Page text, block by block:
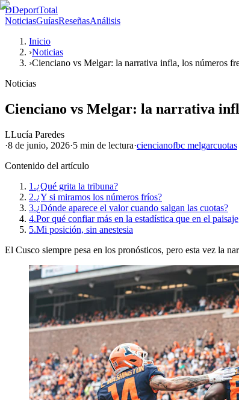
DDeportTotal
NoticiasGuíasReseñasAnálisis
Inicio
›Noticias
›Cienciano vs Melgar: la narrativa infla, los números
Noticias
Cienciano vs Melgar: la narrativa
LLucía Paredes
·8 de junio, 2026·5 min de lectura·ciencianofbc melgarcuotas
Contenido del artículo
1.¿Qué grita la tribuna?
2.¿Y si miramos los números fríos?
3.¿Dónde aparece el valor cuando salgan las cuotas?
4.Por qué confiar más en la estadística que en el paisaje
5.Mi posición, sin anestesia
El Cusco siempre pesa en los pronósticos, pero esta vez la